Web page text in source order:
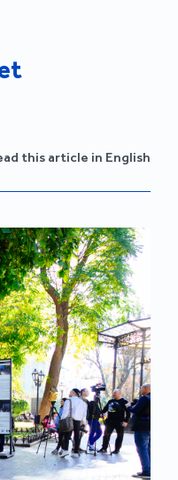
this article in English